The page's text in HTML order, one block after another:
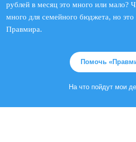
рублей в месяц это много или мало?
много для семейного бюджета, но это
Правмира.
Помочь
На что пойдут мои